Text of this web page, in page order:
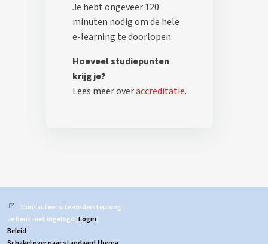
Je hebt ongeveer 120
minuten nodig om de hele
e-learning te doorlopen.
Hoeveel studiepunten
krijg je?
Lees meer overaccreditatie.
Contacteer site-ondersteuning
Je bent niet ingelogd (Login)
Beleid